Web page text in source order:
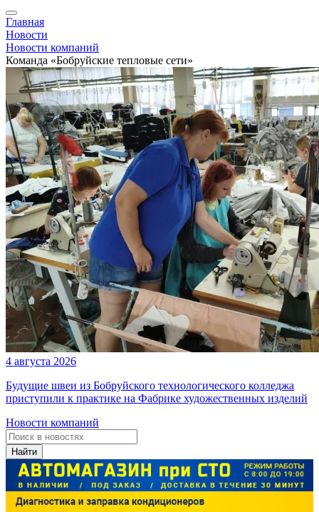
Главная
Новости
Новости компаний
Команда «Бобруйские тепловые сети»
4 августа 2026
Будущие швеи из Бобруйского технологического колледжа
приступили к практике на Фабрике художественных изделий
Новости компаний
Найти